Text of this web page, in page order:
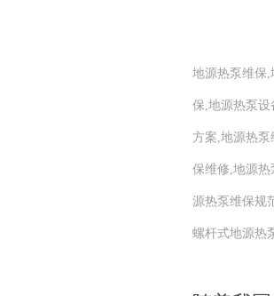
地源热泵维保,
保,地源热泵
方案,地源热
保维修,地源
源热泵维保规
螺杆式地源热